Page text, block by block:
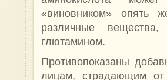
«виновником» опять
различные
глютамином.
Противопоказаны
лицам, страдающим